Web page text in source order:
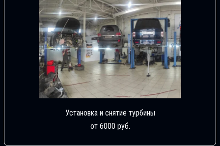
Установка и снятие турбины
от 6000 руб.